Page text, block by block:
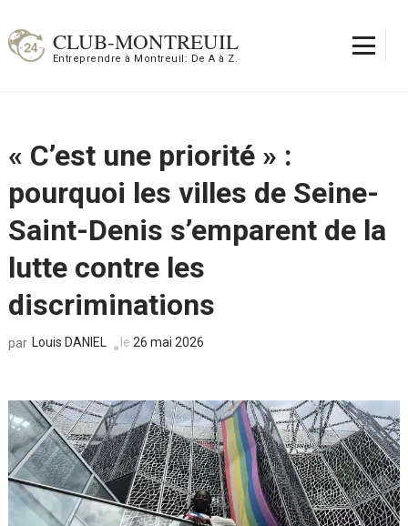
au
contenu
CLUB-MONTREUIL
Entreprendre à Montreuil: De A à Z.
« C’est une priorité » :
pourquoi les villes de Seine-
Saint-Denis s’emparent de la
lutte contre les
discriminations
par Louis DANIEL le 26 mai 2026